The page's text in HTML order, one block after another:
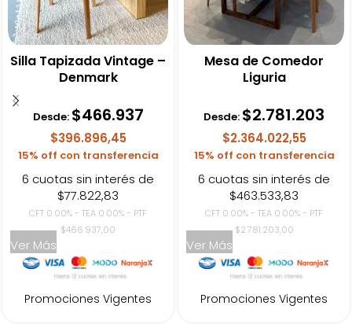
Silla Tapizada Vintage –
Denmark
Desde: $466.937
$396.896,45
15% off con transferencia
6 cuotas sin interés de
$77.822,83
CFT 0.00% - TEA 0.00% - PTF
$466.937,00
Ver Más
Promociones Vigentes
Mesa de Comedor
Liguria
Desde: $2.781.203
$2.364.022,55
15% off con transferencia
6 cuotas sin interés de
$463.533,83
CFT 0.00% - TEA 0.00% - PTF
$2.781.203,00
Ver Más
Promociones Vigentes